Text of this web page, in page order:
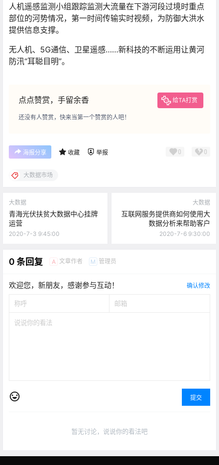
人机遥感监测小组跟踪监测大流量在下游河段过境时重点
部位的河势情况，第一时间传输实时视频，为防御大洪水
提供信息支撑。
无人机、5G通信、卫星遥感……新科技的不断运用让黄河
防汛“耳聪目明”。
点点赞赏，手留余香 给TA打赏
还没有人赞赏，快来当第一个赞赏的人吧！
海报分享 收藏 举报 0 0
大数据市场
大数据
青海光伏扶贫大数据中心挂牌
运营
2020-7-3 9:45:00
大数据
互联网服务提供商如何使用大
数据分析来帮助客户
2020-7-6 9:30:00
0 条回复 A 文章作者 M 管理员
欢迎您，新朋友，感谢参与互动！ 确认修改
提交
暂无讨论，说说你的看法吧